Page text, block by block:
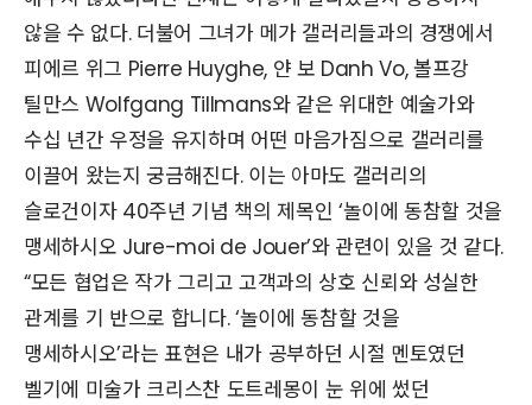
않을 수 없다. 더불어 그녀가 메가 갤러리들과의 경쟁에서
피에르 위그 Pierre Huyghe, 얀 보 Danh Vo, 볼프강
틸만스 Wolfgang Tillmans와 같은 위대한 예술가와
수십 년간 우정을 유지하며 어떤 마음가짐으로 갤러리를
이끌어 왔는지 궁금해진다. 이는 아마도 갤러리의
슬로건이자 40주년 기념 책의 제목인 ‘놀이에 동참할 것을
맹세하시오 Jure-moi de Jouer’와 관련이 있을 것 같다.
“모든 협업은 작가 그리고 고객과의 상호 신뢰와 성실한
관계를 기 반으로 합니다. ‘놀이에 동참할 것을
맹세하시오’라는 표현은 내가 공부하던 시절 멘토였던
벨기에 미술가 크리스찬 도트레몽이 눈 위에 썼던